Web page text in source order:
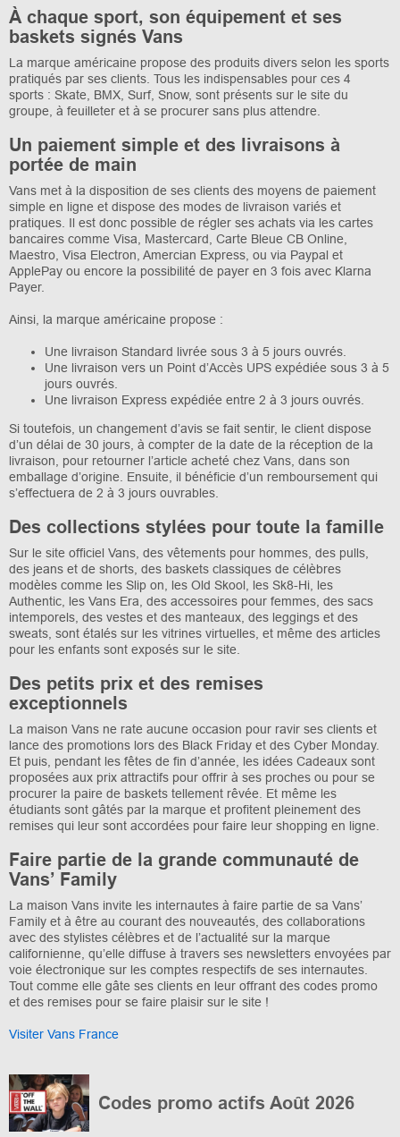
À chaque sport, son équipement et ses
baskets signés Vans
La marque américaine propose des produits divers selon les sports
pratiqués par ses clients. Tous les indispensables pour ces 4
sports : Skate, BMX, Surf, Snow, sont présents sur le site du
groupe, à feuilleter et à se procurer sans plus attendre.
Un paiement simple et des livraisons à
portée de main
Vans met à la disposition de ses clients des moyens de paiement
simple en ligne et dispose des modes de livraison variés et
pratiques. Il est donc possible de régler ses achats via les cartes
bancaires comme Visa, Mastercard, Carte Bleue CB Online,
Maestro, Visa Electron, Amercian Express, ou via Paypal et
ApplePay ou encore la possibilité de payer en 3 fois avec Klarna
Payer.
Ainsi, la marque américaine propose :
Une livraison Standard livrée sous 3 à 5 jours ouvrés.
Une livraison vers un Point d’Accès UPS expédiée sous 3 à 5
jours ouvrés.
Une livraison Express expédiée entre 2 à 3 jours ouvrés.
Si toutefois, un changement d’avis se fait sentir, le client dispose
d’un délai de 30 jours, à compter de la date de la réception de la
livraison, pour retourner l’article acheté chez Vans, dans son
emballage d’origine. Ensuite, il bénéficie d’un remboursement qui
s’effectuera de 2 à 3 jours ouvrables.
Des collections stylées pour toute la famille
Sur le site officiel Vans, des vêtements pour hommes, des pulls,
des jeans et de shorts, des baskets classiques de célèbres
modèles comme les Slip on, les Old Skool, les Sk8-Hi, les
Authentic, les Vans Era, des accessoires pour femmes, des sacs
intemporels, des vestes et des manteaux, des leggings et des
sweats, sont étalés sur les vitrines virtuelles, et même des articles
pour les enfants sont exposés sur le site.
Des petits prix et des remises
exceptionnels
La maison Vans ne rate aucune occasion pour ravir ses clients et
lance des promotions lors des Black Friday et des Cyber Monday.
Et puis, pendant les fêtes de fin d’année, les idées Cadeaux sont
proposées aux prix attractifs pour offrir à ses proches ou pour se
procurer la paire de baskets tellement rêvée. Et même les
étudiants sont gâtés par la marque et profitent pleinement des
remises qui leur sont accordées pour faire leur shopping en ligne.
Faire partie de la grande communauté de
Vans’ Family
La maison Vans invite les internautes à faire partie de sa Vans’
Family et à être au courant des nouveautés, des collaborations
avec des stylistes célèbres et de l’actualité sur la marque
californienne, qu’elle diffuse à travers ses newsletters envoyées par
voie électronique sur les comptes respectifs de ses internautes.
Tout comme elle gâte ses clients en leur offrant des codes promo
et des remises pour se faire plaisir sur le site !
Visiter Vans France
Codes promo actifs Août 2026